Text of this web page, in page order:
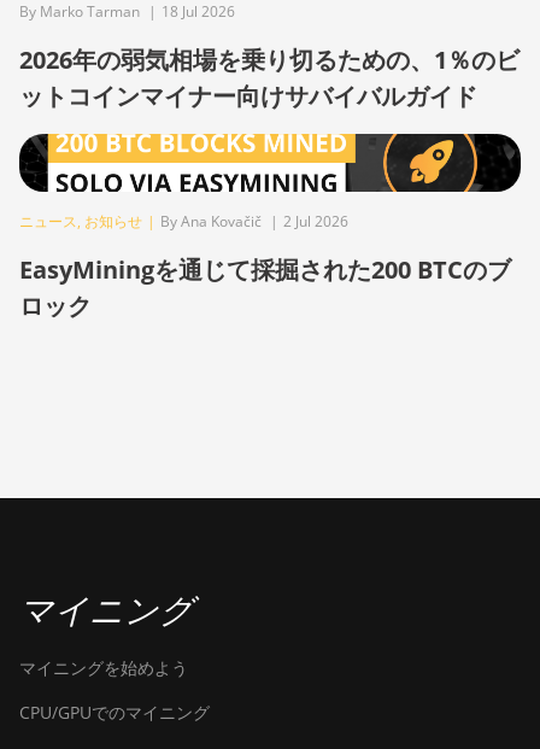
BITMAIN AntMiner Z15j
BITMAIN Antminer S19 Hyd.
(152Th)
BITMAIN Antminer S19
Hydro (158Th)
Hyd (255Th)
BITMAIN Antminer S19j
BITMAIN Antminer S23
(580Th)
By Marko Tarman | 18 Jul 2026
2026年の弱気相場を乗り切るための、1％のビ
ットコインマイナー向けサバイバルガイド
ニュース, お知らせ | By Ana Kovačič | 2 Jul 2026
EasyMiningを通じて採掘された200 BTCのブ
ロック
マイニング
マイニングを始めよう
CPU/GPUでのマイニング